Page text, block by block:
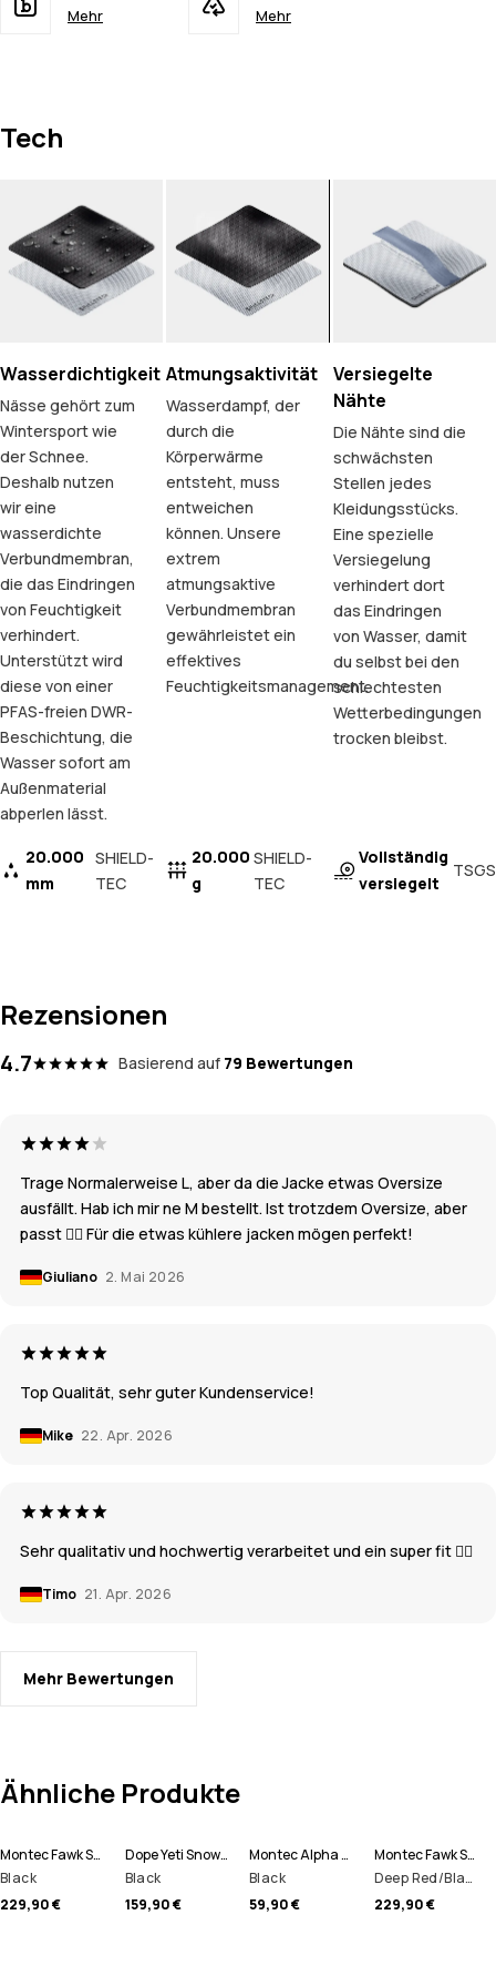
Mehr
Mehr
Tech
Wasserdichtigkeit
Nässe gehört zum
Wintersport wie
der Schnee.
Deshalb nutzen
wir eine
wasserdichte
Verbundmembran,
die das Eindringen
von Feuchtigkeit
verhindert.
Unterstützt wird
diese von einer
PFAS-freien DWR-
Beschichtung, die
Wasser sofort am
Außenmaterial
abperlen lässt.
20.000
mm
SHIELD-
TEC
Atmungsaktivität
Wasserdampf, der
durch die
Körperwärme
entsteht, muss
entweichen
können. Unsere
extrem
atmungsaktive
Verbundmembran
gewährleistet ein
effektives
Feuchtigkeitsmanagement.
20.000
g
SHIELD-
TEC
Versiegelte
Nähte
Die Nähte sind die
schwächsten
Stellen jedes
Kleidungsstücks.
Eine spezielle
Versiegelung
verhindert dort
das Eindringen
von Wasser, damit
du selbst bei den
schlechtesten
Wetterbedingungen
trocken bleibst.
Vollständig
versiegelt
TSGS
Rezensionen
4.7 Basierend auf 79 Bewertungen
Trage Normalerweise L, aber da die Jacke etwas Oversize
ausfällt. Hab ich mir ne M bestellt. Ist trotzdem Oversize, aber
passt 👍🏼 Für die etwas kühlere jacken mögen perfekt!
Giuliano 2. Mai 2026
Top Qualität, sehr guter Kundenservice!
Mike 22. Apr. 2026
Sehr qualitativ und hochwertig verarbeitet und ein super fit 👌🏼
Timo 21. Apr. 2026
Mehr Bewertungen
Ähnliche Produkte
Montec Fawk Skijacke Herren
Black
229,90 €
Dope Yeti Snowboardjacke Herren
Black
159,90 €
Montec Alpha Funktionsshirt Herren
Black
59,90 €
Montec Fawk Skijacke Herren
Deep Red/Black
229,90 €